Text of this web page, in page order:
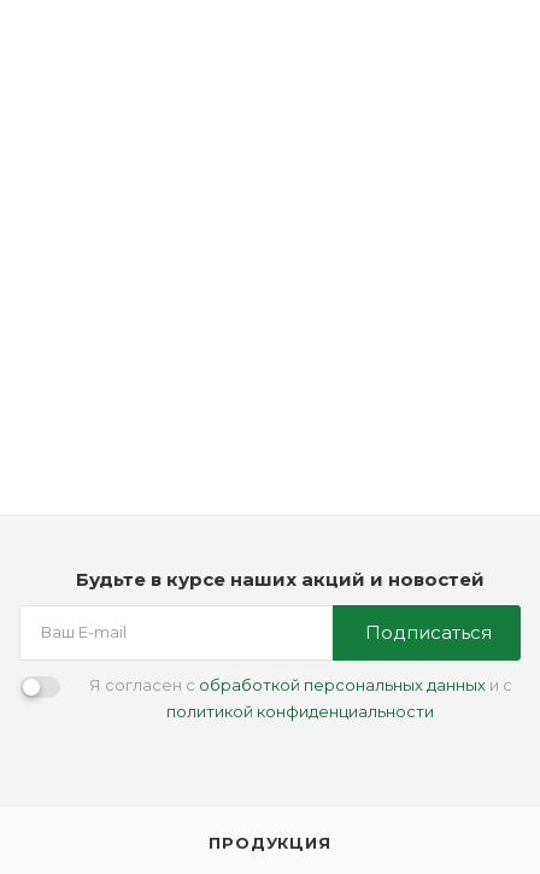
Будьте в курсе наших акций и новостей
Подписаться
Я согласен с обработкой персональных данныхи с
политикой конфиденциальности
ПРОДУКЦИЯ